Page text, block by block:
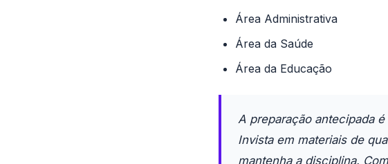
Área Administrativa
Área da Saúde
Área da Educação
A preparação antecipada
Invista em materiais de
mantenha a disciplina.